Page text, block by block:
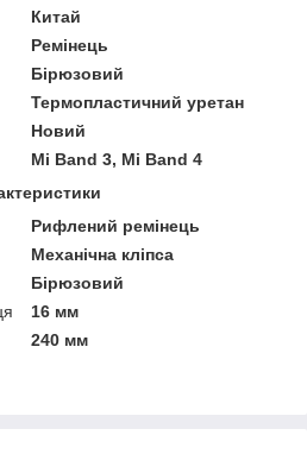
Китай
Ремінець
Бірюзовий
Термопластичний уретан
Новий
Mi Band 3, Mi Band 4
Рифлений ремінець
Механічна кліпса
Бірюзовий
16 мм
240 мм